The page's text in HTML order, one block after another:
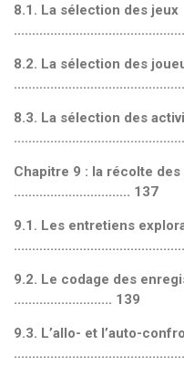
8.1. La sélection des jeux
8.2. La sélection des
8.3. La sélection des
Chapitre 9 : la récolte
................................ 137
9.1. Les entretiens
9.2. Le codage des
........................... 139
9.3. L’allo- et l’auto-